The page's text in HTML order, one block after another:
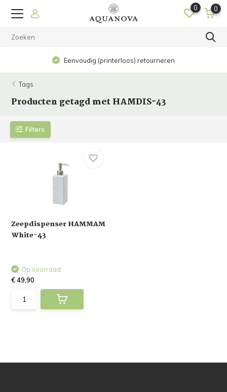
0 0
Eenvoudig (printerloos) retourneren
Tags
Producten getagd met HAMDIS-43
Filters
Zeepdispenser HAMMAM
White-43
Op voorraad
€ 49,90